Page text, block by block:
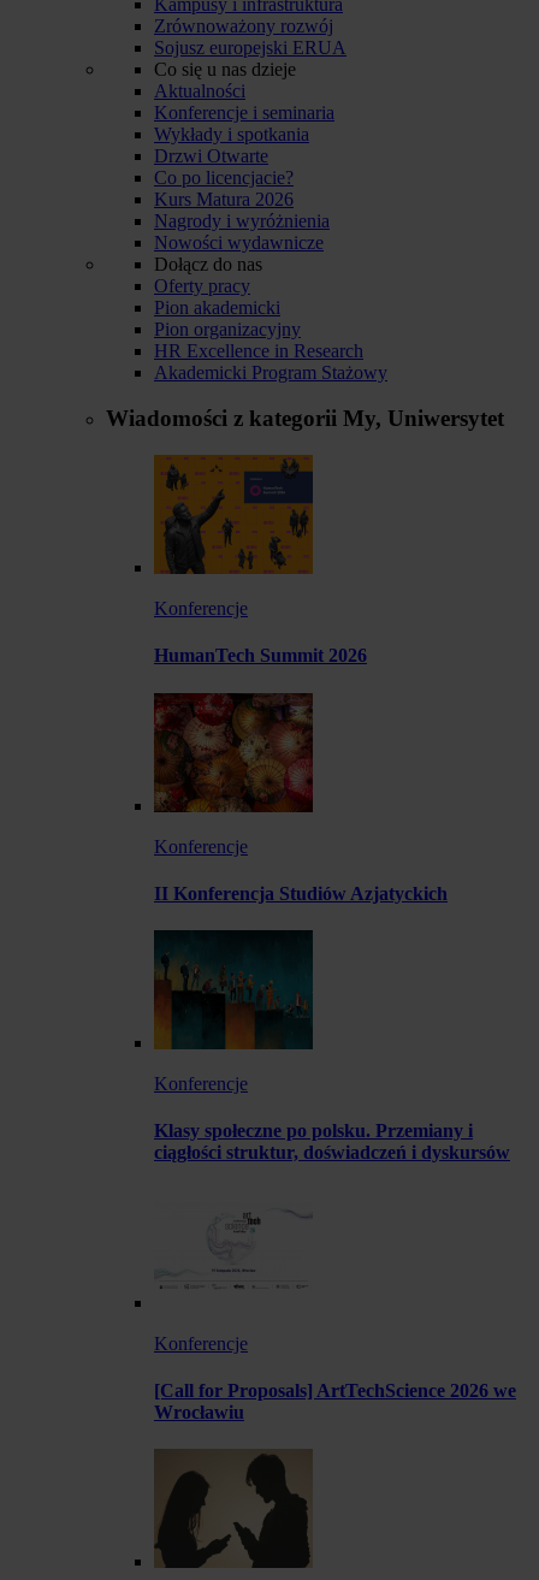
Zrównoważony rozwój
Sojusz europejski ERUA
Co się u nas dzieje
Aktualności
Konferencje i seminaria
Wykłady i spotkania
Drzwi Otwarte
Co po licencjacie?
Kurs Matura 2026
Nagrody i wyróżnienia
Nowości wydawnicze
Dołącz do nas
Oferty pracy
Pion akademicki
Pion organizacyjny
HR Excellence in Research
Akademicki Program Stażowy
Wiadomości z kategorii My, Uniwersytet
Konferencje
HumanTech Summit 2026
Konferencje
II Konferencja Studiów Azjatyckich
Konferencje
Klasy społeczne po polsku. Przemiany i
ciągłości struktur, doświadczeń i dyskursów
Konferencje
[Call for Proposals] ArtTechScience 2026 we
Wrocławiu